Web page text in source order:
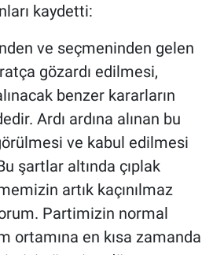
kaydetti:
ve seçmeninden gelen
gözardı edilmesi,
benzer kararların
Ardı ardına alınan bu
ve kabul edilmesi
şartlar altında çıplak
artık kaçınılmaz
Partimizin normal
ortamına en kısa zamanda